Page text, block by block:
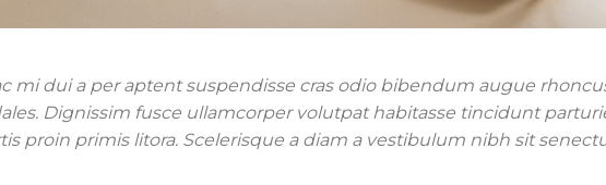
mi dui a per aptent suspendisse cras odio bibendum augue
Dignissim fusce ullamcorper volutpat habitasse tincidunt
proin primis litora. Scelerisque a diam a vestibulum nibh sit